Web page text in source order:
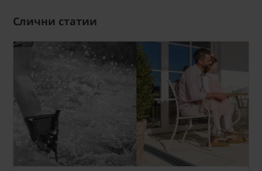
Слични статии